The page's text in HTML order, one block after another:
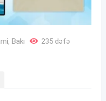
, Bakı
235 dəfə